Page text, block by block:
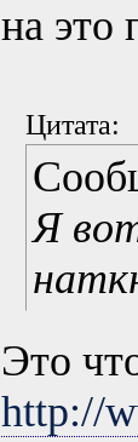
на это
Цитата:
Я
Это
http://